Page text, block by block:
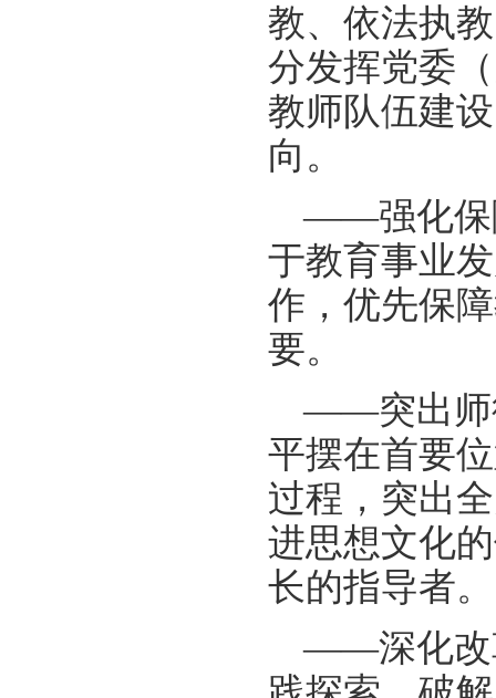
教、依法执
分发挥党委
教师队伍建
向。
——强化保
于教育事业
作，优先保
要。
——突出师
平摆在首要
过程，突出
进思想文化
长的指导者。
——深化改